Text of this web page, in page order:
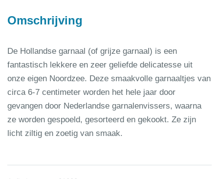
Omschrijving
De Hollandse garnaal (of grijze garnaal) is een
fantastisch lekkere en zeer geliefde delicatesse uit
onze eigen Noordzee. Deze smaakvolle garnaaltjes van
circa 6-7 centimeter worden het hele jaar door
gevangen door Nederlandse garnalenvissers, waarna
ze worden gespoeld, gesorteerd en gekookt. Ze zijn
licht ziltig en zoetig van smaak.